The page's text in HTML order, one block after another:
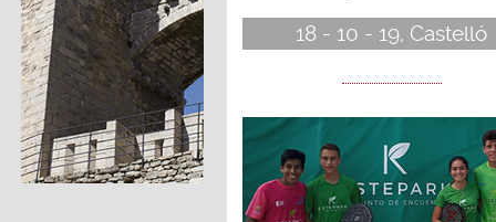
18 - 10 - 19, Castelló